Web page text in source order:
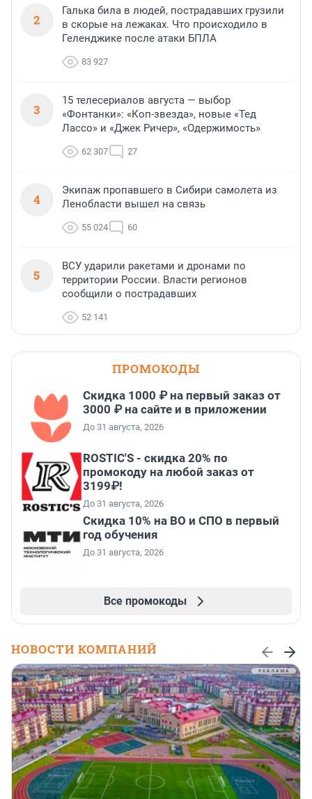
2
Галька била в людей, пострадавших грузили
в скорые на лежаках. Что происходило в
Геленджике после атаки БПЛА
83 927
3
15 телесериалов августа — выбор
«Фонтанки»: «Коп-звезда», новые «Тед
Лассо» и «Джек Ричер», «Одержимость»
62 307 27
4
Экипаж пропавшего в Сибири самолета из
Ленобласти вышел на связь
55 024 60
5
ВСУ ударили ракетами и дронами по
территории России. Власти регионов
сообщили о пострадавших
52 141
ПРОМОКОДЫ
Скидка 1000 ₽ на первый заказ от
3000 ₽ на сайте и в приложении
До 31 августа, 2026
ROSTIC'S - скидка 20% по
промокоду на любой заказ от
3199₽!
До 31 августа, 2026
Скидка 10% на ВО и СПО в первый
год обучения
До 31 августа, 2026
Все промокоды
НОВОСТИ КОМПАНИЙ